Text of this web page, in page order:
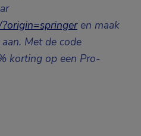
en maak
Met de code
korting op een Pro-